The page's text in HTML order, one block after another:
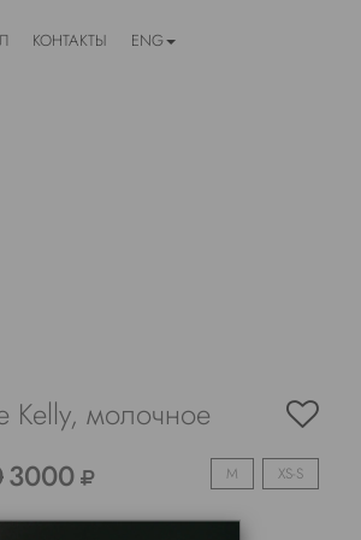
КОНТАКТЫ ENG
Kelly, молочное
3000 M XS-S